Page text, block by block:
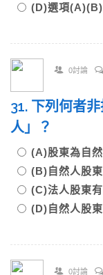
(D)選項
0討論
31. 下列何者
人」？
(A)股東為自
(B)自然人股
(C)法人股東
(D)自然人股
0討論